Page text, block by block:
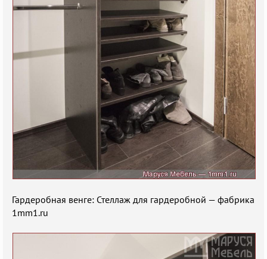
Гардеробная венге: Стеллаж для гардеробной — фабрика
1mm1.ru